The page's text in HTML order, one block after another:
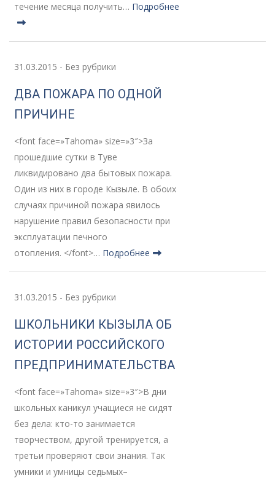
течение месяца получить… Подробнее
31.03.2015 - Без рубрики
ДВА ПОЖАРА ПО ОДНОЙ
ПРИЧИНЕ
<font face=»Tahoma» size=»3″>За
прошедшие сутки в Туве
ликвидировано два бытовых пожара.
Один из них в городе Кызыле. В обоих
случаях причиной пожара явилось
нарушение правил безопасности при
эксплуатации печного
отопления. </font>… Подробнее
31.03.2015 - Без рубрики
ШКОЛЬНИКИ КЫЗЫЛА ОБ
ИСТОРИИ РОССИЙСКОГО
ПРЕДПРИНИМАТЕЛЬСТВА
<font face=»Tahoma» size=»3″>В дни
школьных каникул учащиеся не сидят
без дела: кто-то занимается
творчеством, другой тренируется, а
третьи проверяют свои знания. Так
умники и умницы седьмых–